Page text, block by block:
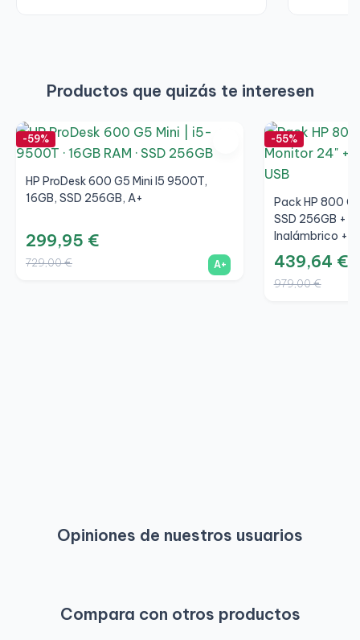
Productos que quizás te interesen
-59%
HP ProDesk 600 G5 Mini I5 9500T,
16GB, SSD 256GB, A+
299,95 €
729,00 € A+
-55%
Pack HP 800
SSD 256GB +
Inalámbrico +
439,64 €
979,00 €
Opiniones de nuestros usuarios
Compara con otros productos